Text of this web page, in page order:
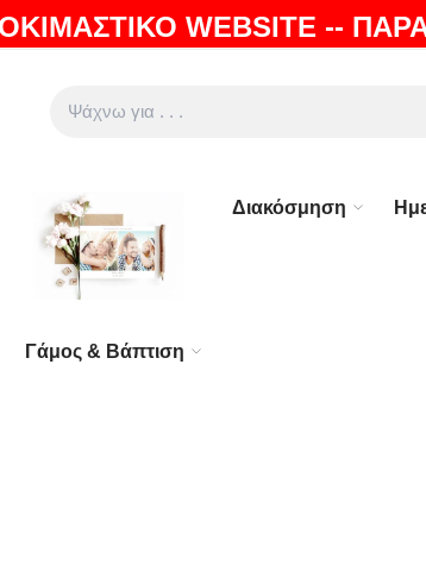
WEBSITE --
EXPRESS ΑΠΟΣΤΟΛΗ | 100% ΕΓΓΥΗΣΗ
Γάμος & Βάπτιση
Διακόσμηση